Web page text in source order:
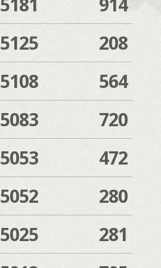
5125
208
5108
564
5083
720
5053
472
5052
280
5025
281